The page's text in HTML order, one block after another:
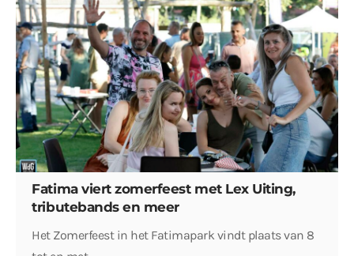
Fatima viert zomerfeest met Lex Uiting,
tributebands en meer
Het Zomerfeest in het Fatimapark vindt plaats van 8